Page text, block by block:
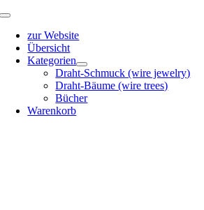
Zum
springen
Toggle
Navigationzur Website
Übersicht
Kategorien
Draht-Schmuck (wire jewelry)
Draht-Bäume (wire trees)
Bücher
Warenkorb